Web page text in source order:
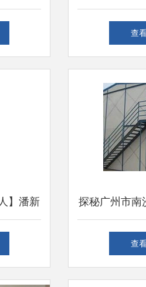
答案 宇智能化管理
查
】潘新
业的
探秘广州市南
金属制品厂
查